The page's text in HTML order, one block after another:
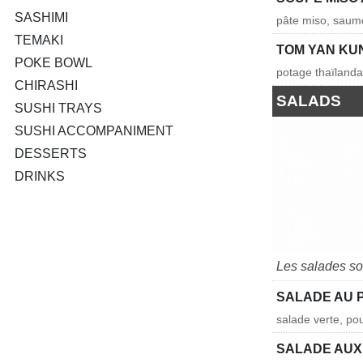
SASHIMI
TEMAKI
POKE BOWL
CHIRASHI
SUSHI TRAYS
SUSHI ACCOMPANIMENT
DESSERTS
DRINKS
pâte miso,
TOM YAN
potage
SALADS
Les salades
SALADE AU
salade verte,
SALADE